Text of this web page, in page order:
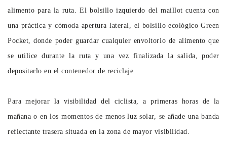
alimento para la ruta. El bolsillo izquierdo del maillot cuenta con
una práctica y cómoda apertura lateral, el bolsillo ecológico Green
Pocket, donde poder guardar cualquier envoltorio de alimento que
se utilice durante la ruta y una vez finalizada la salida, poder
depositarlo en el contenedor de reciclaje.
Para mejorar la visibilidad del ciclista, a primeras horas de la
mañana o en los momentos de menos luz solar, se añade una banda
reflectante trasera situada en la zona de mayor visibilidad.